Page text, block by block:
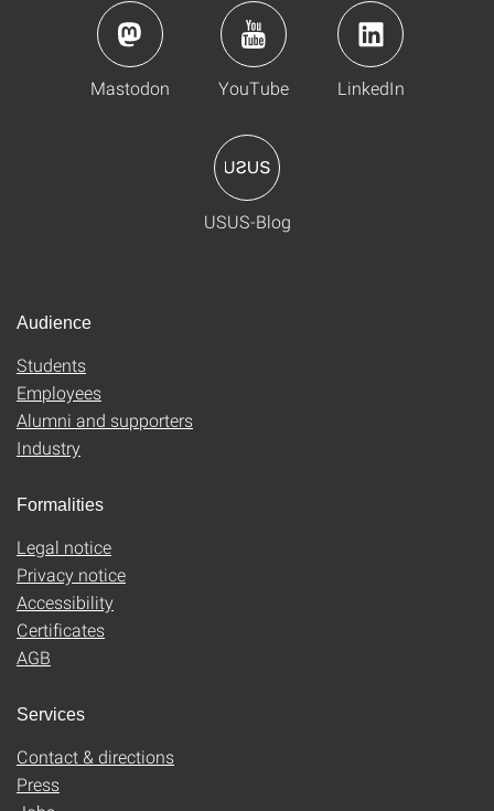
Mastodon YouTube LinkedIn
USUS-Blog
Audience
Students
Employees
Alumni and supporters
Industry
Formalities
Legal notice
Privacy notice
Accessibility
Certificates
AGB
Services
Contact & directions
Press